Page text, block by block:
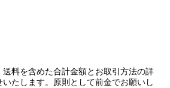
料を含めた合計金額とお取引方法の詳
たします。原則として前金でお願いし